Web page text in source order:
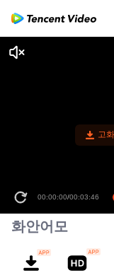
고
00:00:00/00:03:46
화안어모